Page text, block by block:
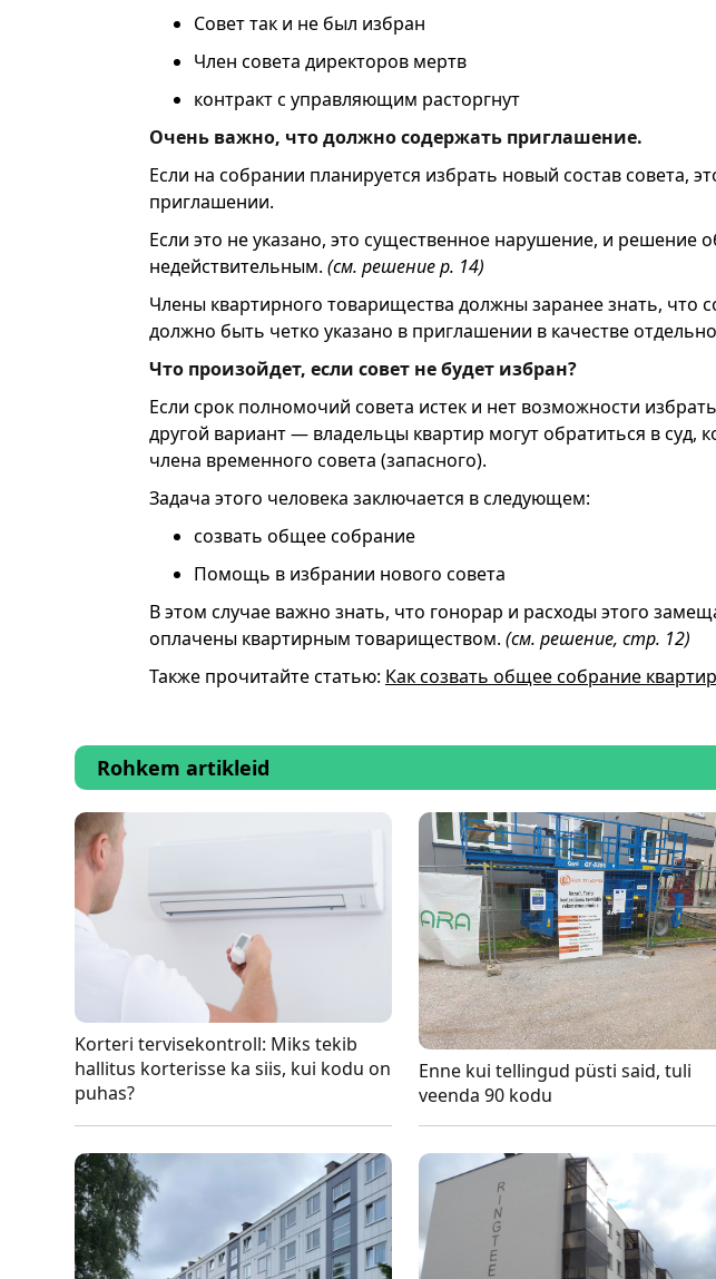
Совет так и не был избран
Член совета директоров мертв
контракт с управляющим расторгнут
Очень важно, что должно содержать приглашение.
Если на собрании планируется избрать новый состав совета,
приглашении.
Если это не указано, это существенное нарушение, и решение
недействительным. (см. решение p. 14)
Члены квартирного товарищества должны заранее знать, что
должно быть четко указано в приглашении в качестве
Что произойдет, если совет не будет избран?
Если срок полномочий совета истек и нет возможности
другой вариант — владельцы квартир могут обратиться в суд,
члена временного совета (запасного).
Задача этого человека заключается в следующем:
созвать общее собрание
Помощь в избрании нового совета
В этом случае важно знать, что гонорар и расходы этого
оплачены квартирным товариществом. (см. решение, стр. 12)
Также прочитайте статью: Как созвать общее собрание
Rohkem artikleid
Korteri tervisekontroll: Miks tekib
hallitus korterisse ka siis, kui kodu on
puhas?
Enne kui tellingud püsti said, tuli
veenda 90 kodu